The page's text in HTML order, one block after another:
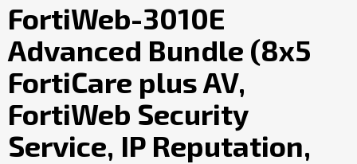
оплата
Контакты
FortiWeb-3010E
Advanced Bundle (8x5
FortiCare plus AV,
FortiWeb Security
Service, IP Reputation,